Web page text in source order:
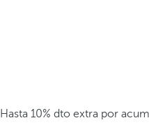
Hasta 10% dto extra por